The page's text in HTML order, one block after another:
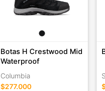
Botas H Crestwood Mid
Waterproof
Columbia
$277.000